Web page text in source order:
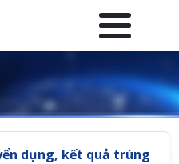
website
dụng, kết quả trúng